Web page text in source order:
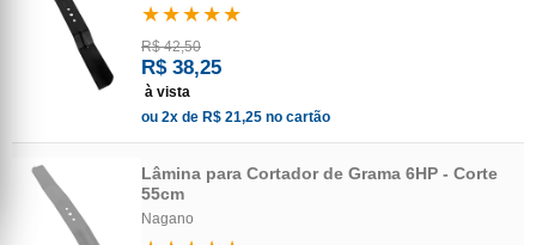
★★★★★
R$ 42,50
R$ 38,25
à vista
ou 2x de R$ 21,25 no cartão
Lâmina para Cortador de Grama 6HP - Corte
55cm
Nagano